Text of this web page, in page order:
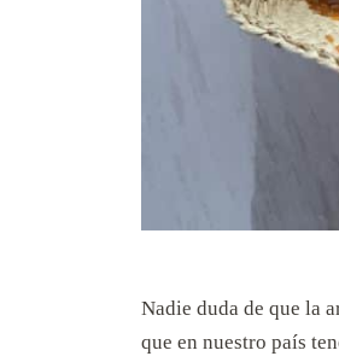
Nadie duda de que la
que en nuestro país